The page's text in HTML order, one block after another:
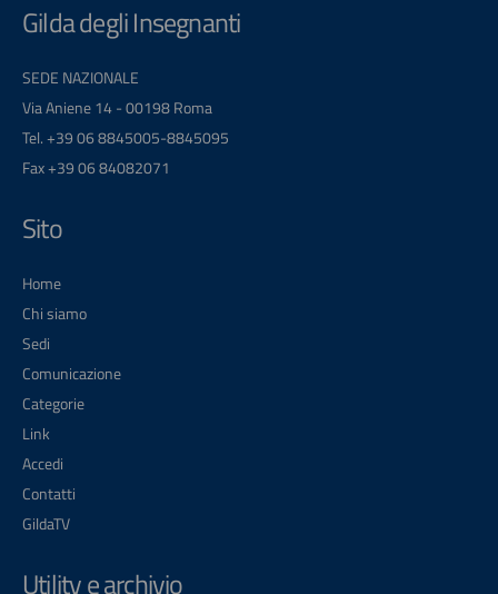
Gilda degli Insegnanti
SEDE NAZIONALE
Via Aniene 14 - 00198 Roma
Tel. +39 06 8845005-8845095
Fax +39 06 84082071
Sito
Home
Chi siamo
Sedi
Comunicazione
Categorie
Link
Accedi
Contatti
GildaTV
Utility e archivio